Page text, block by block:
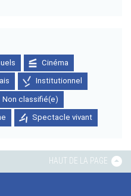
Cinéma
Institutionnel
Non classifié(e)
Spectacle vivant
HAUT DE LA PAGE